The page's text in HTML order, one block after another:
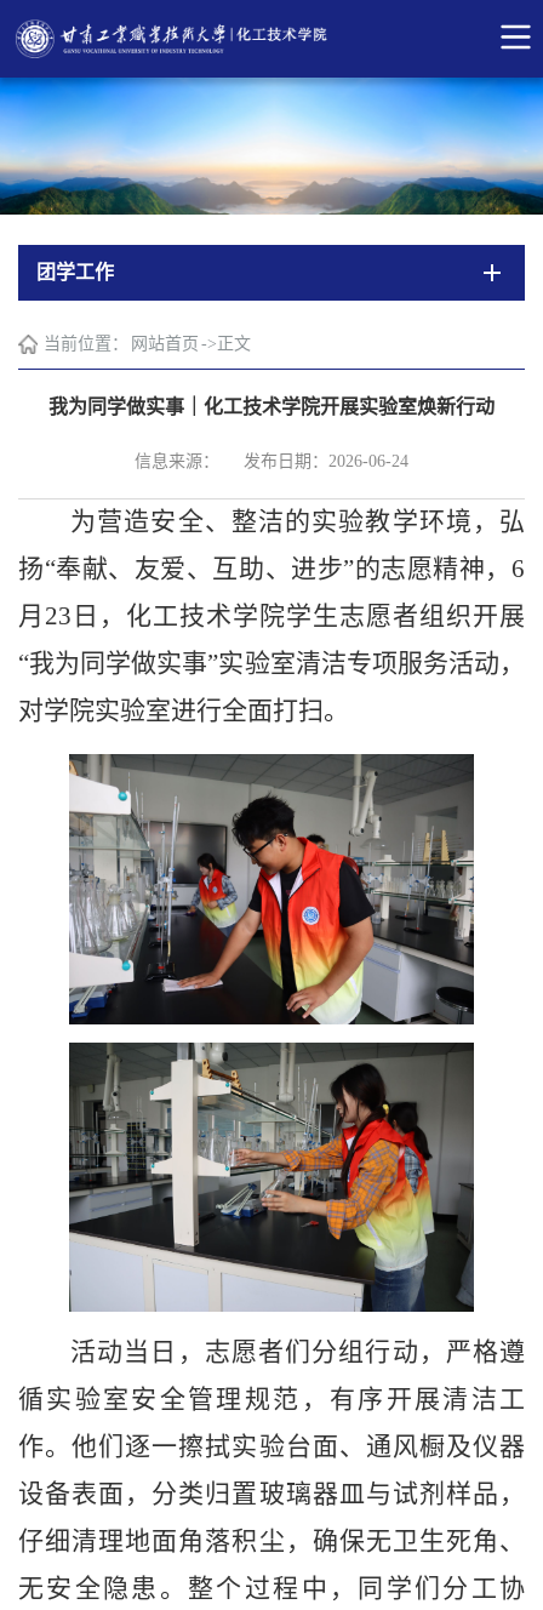
团学工作
当前位置： 网站首页 ->正文
我为同学做实事｜化工技术学院开展实验室焕新行动
信息来源： 发布日期：2026-06-24
为营造安全、整洁的实验教学环境，弘
扬“奉献、友爱、互助、进步”的志愿精神，6
月23日，化工技术学院学生志愿者组织开展
“我为同学做实事”实验室清洁专项服务活动，
对学院实验室进行全面打扫。
活动当日，志愿者们 分组行动，严格遵
循实验室安全管理规范，有序开展清洁工
作。他们逐一擦拭实验台面、通风橱及仪器
设备表面，分类归置玻璃器皿与试剂样品，
仔细清理地面角落积尘，确保无卫生死角、
无安全隐患。整个过程中，同学们分工协